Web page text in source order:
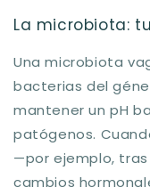
La microbiota:
Una microbiota
bacterias del
mantener un pH
patógenos.
—por ejemplo,
cambios